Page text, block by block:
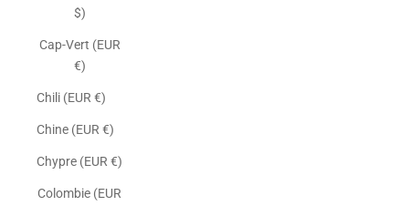
$)
Cap-Vert (EUR
€)
Chili (EUR €)
Chine (EUR €)
Chypre (EUR €)
Colombie (EUR